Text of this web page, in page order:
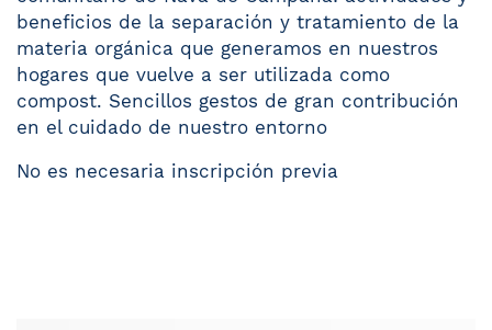
beneficios de la separación y tratamiento de la
materia orgánica que generamos en nuestros
hogares que vuelve a ser utilizada como
compost. Sencillos gestos de gran contribución
en el cuidado de nuestro entorno
No es necesaria inscripción previa